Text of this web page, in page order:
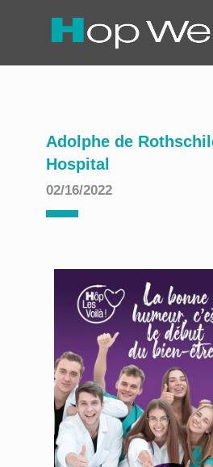
Adolphe de
Hospital
02/16/2022